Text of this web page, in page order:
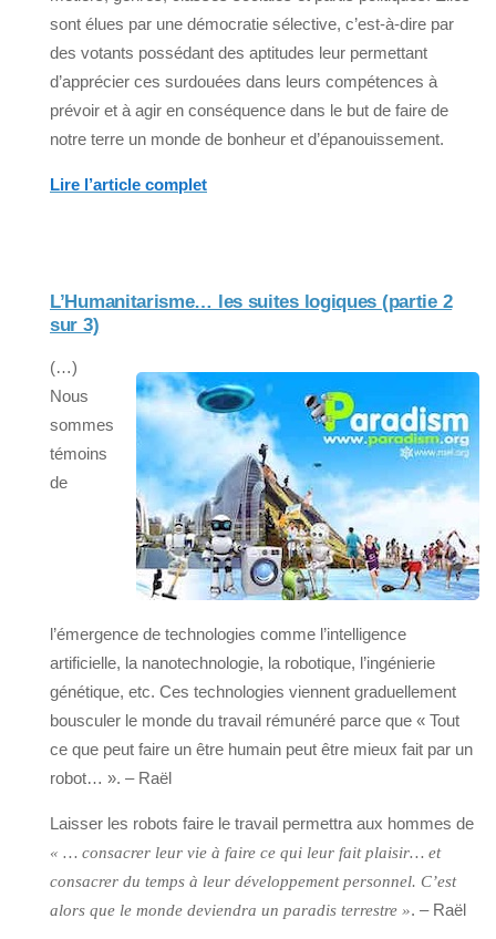
sont élues par une démocratie sélective, c’est-à-dire par
des votants possédant des aptitudes leur permettant
d’apprécier ces surdouées dans leurs compétences à
prévoir et à agir en conséquence dans le but de faire de
notre terre un monde de bonheur et d’épanouissement.
Lire l’article complet
L’Humanitarisme… les suites logiques (partie 2
sur 3)
(…)
Nous
sommes
témoins
de
l’émergence de technologies comme l’intelligence
artificielle, la nanotechnologie, la robotique, l’ingénierie
génétique, etc. Ces technologies viennent graduellement
bousculer le monde du travail rémunéré parce que « Tout
ce que peut faire un être humain peut être mieux fait par un
robot… ». – Raël
Laisser les robots faire le travail permettra aux hommes de
« … consacrer leur vie à faire ce qui leur fait plaisir… et
consacrer du temps à leur développement personnel. C’est
alors que le monde deviendra un paradis terrestre ». – Raël